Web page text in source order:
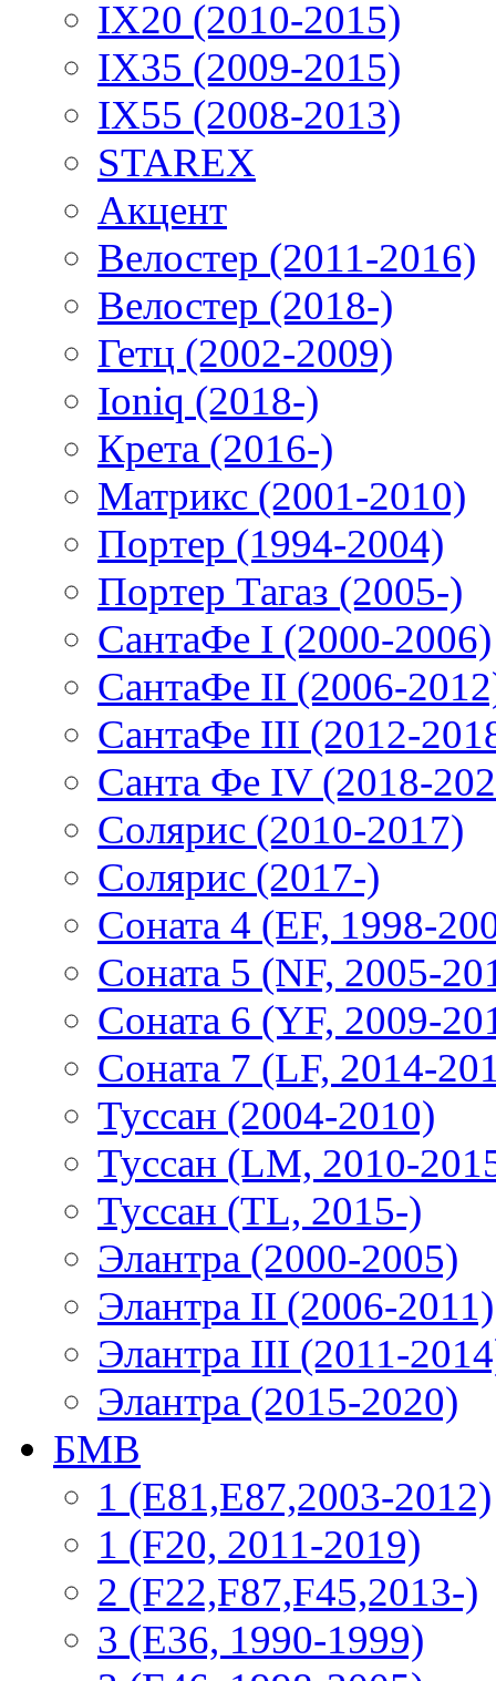
IX20 (2010-2015)
IX35 (2009-2015)
IX55 (2008-2013)
STAREX
Акцент
Велостер (2011-2016)
Велостер (2018-)
Гетц (2002-2009)
Ioniq (2018-)
Крета (2016-)
Матрикс (2001-2010)
Портер (1994-2004)
Портер Тагаз (2005-)
СантаФе I (2000-2006)
СантаФе II (2006-
СантаФе III (2012-
Санта Фе IV (2018-
Солярис (2010-2017)
Солярис (2017-)
Соната 4 (EF, 1998-
Соната 5 (NF, 2005-
Соната 6 (YF, 2009-
Соната 7 (LF, 2014-
Туссан (2004-2010)
Туссан (LM, 2010-
Туссан (TL, 2015-)
Элантра (2000-2005)
Элантра II (2006-2011)
Элантра III (2011-
Элантра (2015-2020)
БМВ
1 (E81,E87,2003-2012)
1 (F20, 2011-2019)
2 (F22,F87,F45,2013-)
3 (Е36, 1990-1999)